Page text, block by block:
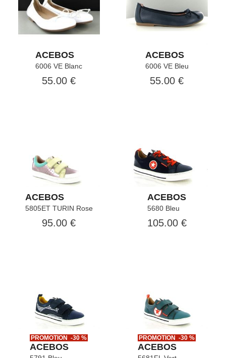
ACEBOS
6006 VE Blanc
55.00 €
ACEBOS
6006 VE Bleu
55.00 €
ACEBOS
5805ET TURIN Rose
95.00 €
ACEBOS
5680 Bleu
105.00 €
PROMOTION -30 %
ACEBOS
PROMOTION -30 %
ACEBOS